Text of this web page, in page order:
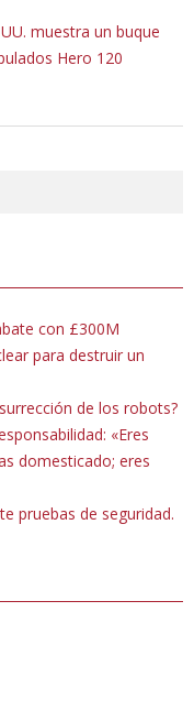
muestra un buque
Hero 120
con £300M
para destruir un
de los robots?
«Eres
domesticado; eres
pruebas de seguridad.